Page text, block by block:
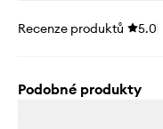
Recenze produktů 5.0
Podobné produkty